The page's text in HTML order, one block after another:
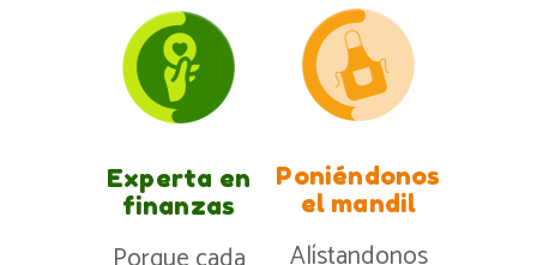
Experta en
finanzas
Poniéndonos
el mandil
Alístandonos